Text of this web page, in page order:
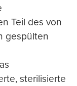
Teil des von
gespülten
sterilisierte